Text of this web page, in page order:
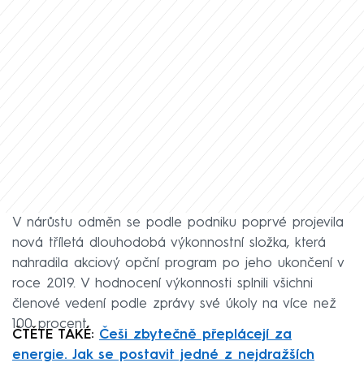
V nárůstu odměn se podle podniku poprvé projevila
nová tříletá dlouhodobá výkonnostní složka, která
nahradila akciový opční program po jeho ukončení v
roce 2019. V hodnocení výkonnosti splnili všichni
členové vedení podle zprávy své úkoly na více než
100 procent.
ČTĚTE TAKÉ: Češi zbytečně přeplácejí za
energie. Jak se postavit jedné z nejdražších